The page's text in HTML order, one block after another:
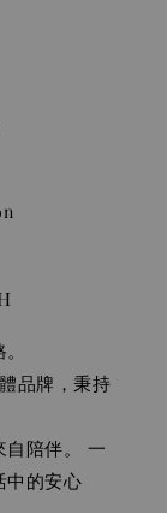
品牌，秉持
陪伴。 一
中的安心